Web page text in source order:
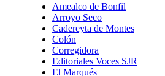
Amealco de Bonfil
Arroyo Seco
Cadereyta de Montes
Colón
Corregidora
Editoriales Voces SJR
El Marqués